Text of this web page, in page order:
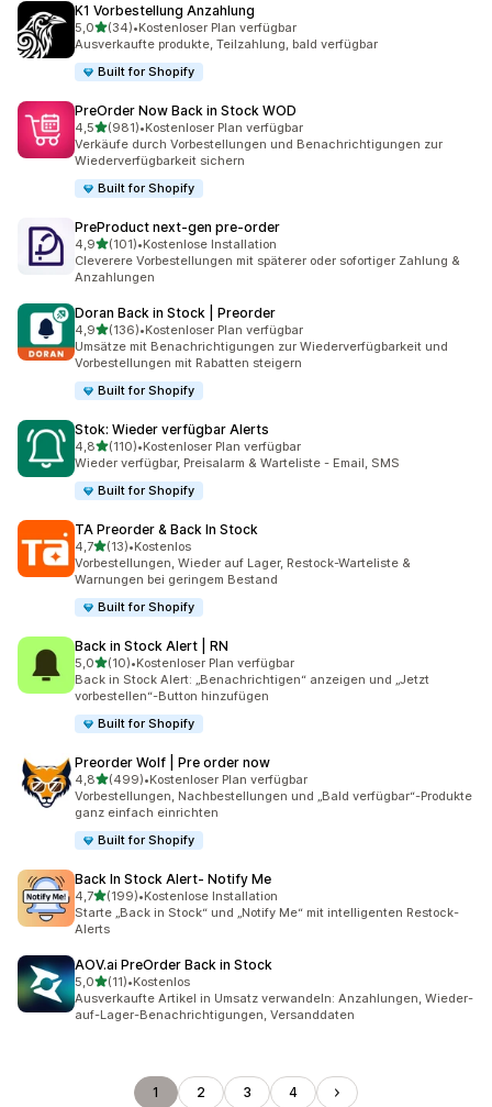
K1 Vorbestellung Anzahlung
5,0von 5 Sternen
(34)
34 Rezensionen insgesamt
•Kostenloser Plan verfügbar
Ausverkaufte produkte, Teilzahlung, bald verfügbar
Built for Shopify
PreOrder Now Back in Stock WOD
4,5von 5 Sternen
(981)
981 Rezensionen insgesamt
•Kostenloser Plan verfügbar
Verkäufe durch Vorbestellungen und Benachrichtigungen zur
Wiederverfügbarkeit sichern
Built for Shopify
PreProduct next‑gen pre‑order
4,9von 5 Sternen
(101)
101 Rezensionen insgesamt
•Kostenlose Installation
Cleverere Vorbestellungen mit späterer oder sofortiger Zahlung &
Anzahlungen
Doran Back in Stock | Preorder
4,9von 5 Sternen
(136)
136 Rezensionen insgesamt
•Kostenloser Plan verfügbar
Umsätze mit Benachrichtigungen zur Wiederverfügbarkeit und
Vorbestellungen mit Rabatten steigern
Built for Shopify
Stok: Wieder verfügbar Alerts
4,8von 5 Sternen
(110)
110 Rezensionen insgesamt
•Kostenloser Plan verfügbar
Wieder verfügbar, Preisalarm & Warteliste - Email, SMS
Built for Shopify
TA Preorder & Back In Stock
4,7von 5 Sternen
(13)
13 Rezensionen insgesamt
•Kostenlos
Vorbestellungen, Wieder auf Lager, Restock-Warteliste &
Warnungen bei geringem Bestand
Built for Shopify
Back in Stock Alert | RN
5,0von 5 Sternen
(10)
10 Rezensionen insgesamt
•Kostenloser Plan verfügbar
Back in Stock Alert: „Benachrichtigen“ anzeigen und „Jetzt
vorbestellen“-Button hinzufügen
Built for Shopify
Preorder Wolf | Pre order now
4,8von 5 Sternen
(499)
499 Rezensionen insgesamt
•Kostenloser Plan verfügbar
Vorbestellungen, Nachbestellungen und „Bald verfügbar“-Produkte
ganz einfach einrichten
Built for Shopify
Back In Stock Alert‑ Notify Me
4,7von 5 Sternen
(199)
199 Rezensionen insgesamt
•Kostenlose Installation
Starte „Back in Stock“ und „Notify Me“ mit intelligenten Restock-
Alerts
AOV.ai PreOrder Back in Stock
5,0von 5 Sternen
(11)
11 Rezensionen insgesamt
•Kostenlos
Ausverkaufte Artikel in Umsatz verwandeln: Anzahlungen, Wieder-
auf-Lager-Benachrichtigungen, Versanddaten
1 2 3 4